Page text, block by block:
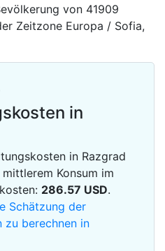
von 41909
Zeitzone Europa / Sofia,
in
in Razgrad
Konsum im
286.57 USD.
Schätzung der
zu berechnen in